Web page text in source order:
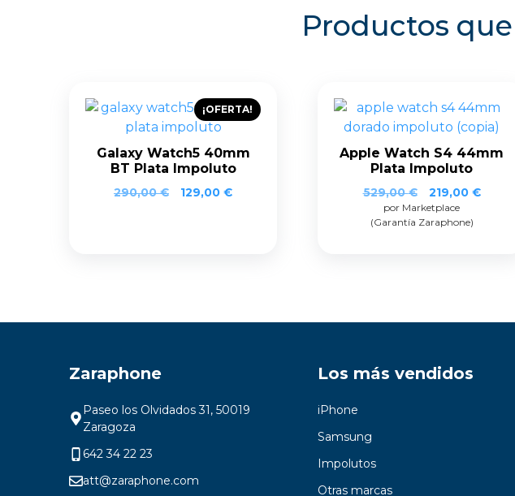
Productos
¡OFERTA!
Galaxy Watch5 40mm
BT Plata Impoluto
290,00€ 129,00 €
Apple Watch S4 44mm
Plata Impoluto
529,00€ 219,00 €
por Marketplace
(Garantía Zaraphone)
Zaraphone
Paseo los Olvidados 31, 50019
Zaragoza
642 34 22 23
att@zaraphone.com
Los más vendidos
iPhone
Samsung
Impolutos
Otras marcas